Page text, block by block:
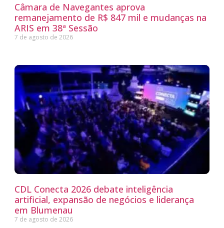
Câmara de Navegantes aprova
remanejamento de R$ 847 mil e mudanças na
ARIS em 38ª Sessão
7 de agosto de 2026
CDL Conecta 2026 debate inteligência
artificial, expansão de negócios e liderança
em Blumenau
7 de agosto de 2026